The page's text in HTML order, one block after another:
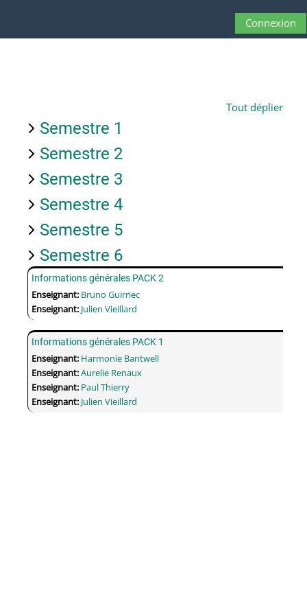
Activer/
Connexion
Tout déplier
Semestre 1
Semestre 2
Semestre 3
Semestre 4
Semestre 5
Semestre 6
Informations générales PACK 2
Enseignant: Bruno Guirriec
Enseignant: Julien Vieillard
Informations générales PACK 1
Enseignant: Harmonie Bantwell
Enseignant:Aurelie Renaux
Enseignant: Paul Thierry
Enseignant: Julien Vieillard